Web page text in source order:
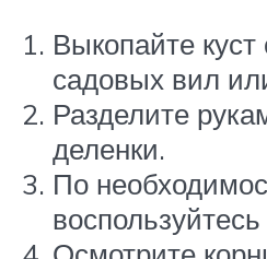
Выкопайте
садовых вил
Разделите
деленки.
По